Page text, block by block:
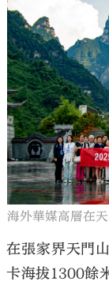
海外華媒高層在
在張家界天門
卡海拔1300餘